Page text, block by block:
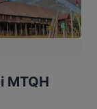
MTQH